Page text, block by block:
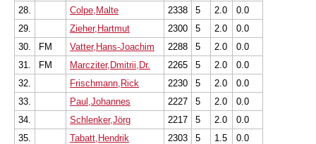
28.
Colpe,Malte 2338 5 2.0
0.0
29.
Zieher,Hartmut 2300 5 2.0
0.0
30.
FM Vatter,Hans-Joachim 2288 5 2.0
0.0
31.
FM Marcziter,Dmitrii,Dr. 2265 5 2.0
0.0
32.
Frischmann,Rick 2230 5 2.0
0.0
33.
Paul,Johannes 2227 5 2.0
0.0
34.
Schlenker,Jörg 2217 5 2.0
0.0
35.
Tabatt,Hendrik 2303 5 1.5
0.0